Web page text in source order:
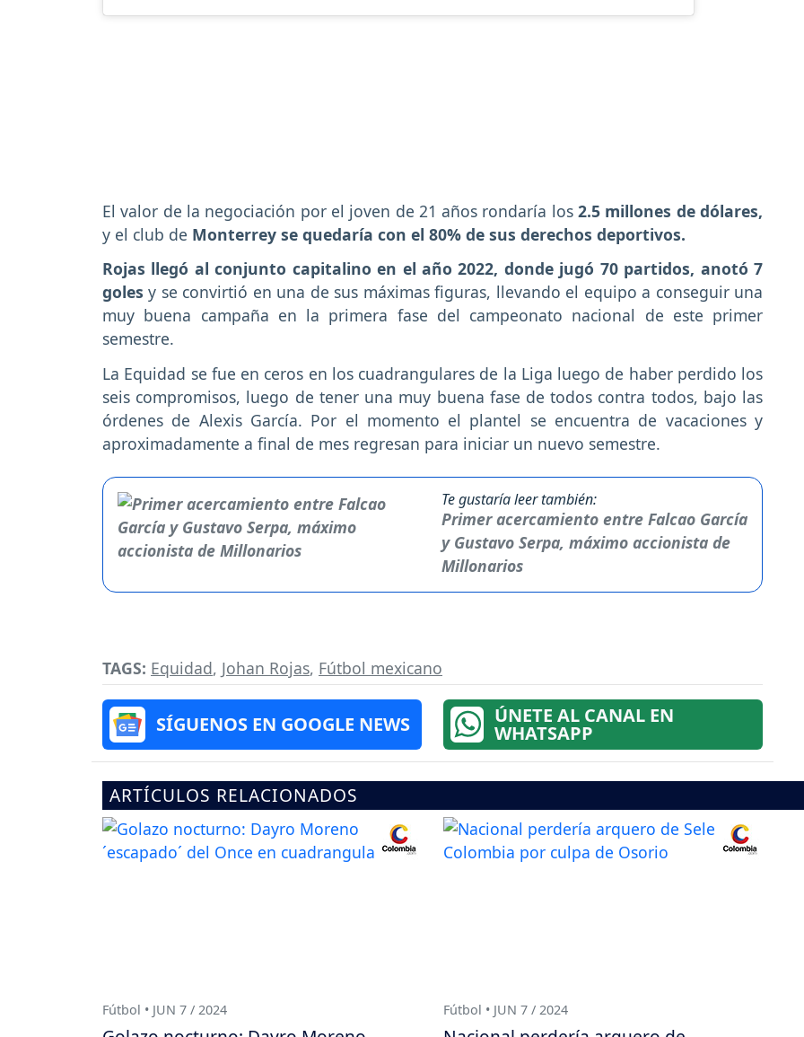
El valor de la negociación por el joven de 21 años rondaría los2.5 millones de dólares,
y el club de Monterrey se quedaría con el 80% de sus derechos deportivos.
Rojas llegó al conjunto capitalino en el año 2022, donde jugó 70 partidos, anotó 7
goles y se convirtió en una de sus máximas figuras, llevando el equipo a conseguir una
muy buena campaña en la primera fase del campeonato nacional de este primer
semestre.
La Equidad se fue en ceros en los cuadrangulares de la Liga luego de haber perdido los
seis compromisos, luego de tener una muy buena fase de todos contra todos, bajo las
órdenes de Alexis García. Por el momento el plantel se encuentra de vacaciones y
aproximadamente a final de mes regresan para iniciar un nuevo semestre.
Te gustaría leer también:
Primer acercamiento entre Falcao García
y Gustavo Serpa, máximo accionista de
Millonarios
TAGS: Equidad, Johan Rojas, Fútbol mexicano
SÍGUENOS EN GOOGLE NEWS ÚNETE AL CANAL EN
WHATSAPP
ARTÍCULOS RELACIONADOS
Fútbol • JUN 7 / 2024 Fútbol • JUN 7 / 2024